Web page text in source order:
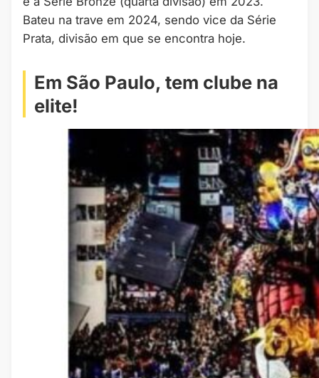
Bateu na trave em 2024, sendo vice da Série
Prata, divisão em que se encontra hoje.
Em São Paulo, tem clube na
elite!